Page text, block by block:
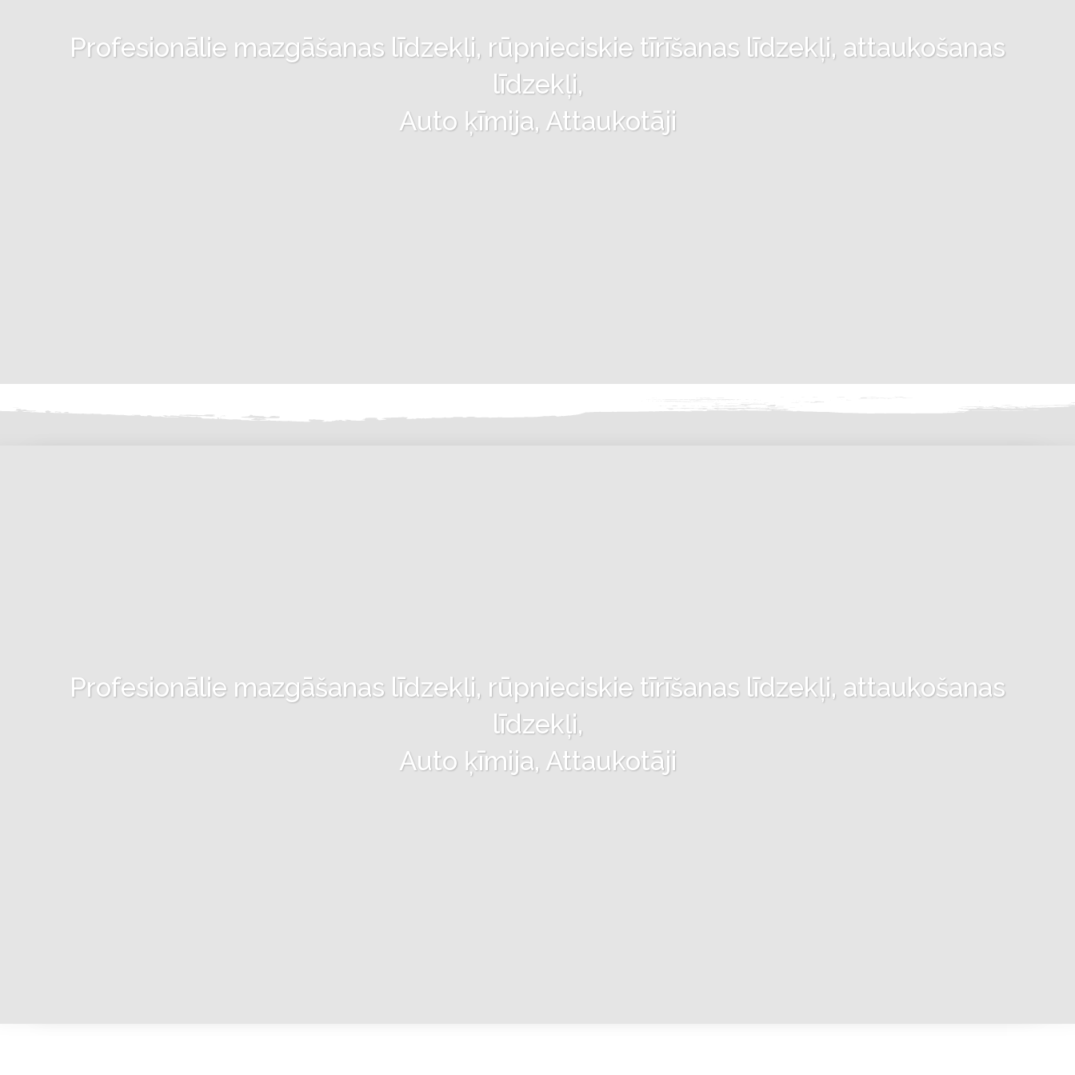
Profesionālie mazgāšanas līdzekļi, rūpnieciskie tīrīšanas līdzekļi, attaukošanas
līdzekļi,
Auto ķīmija, Attaukotāji
Profesionālie mazgāšanas līdzekļi, rūpnieciskie tīrīšanas līdzekļi, attaukošanas
līdzekļi,
Auto ķīmija, Attaukotāji